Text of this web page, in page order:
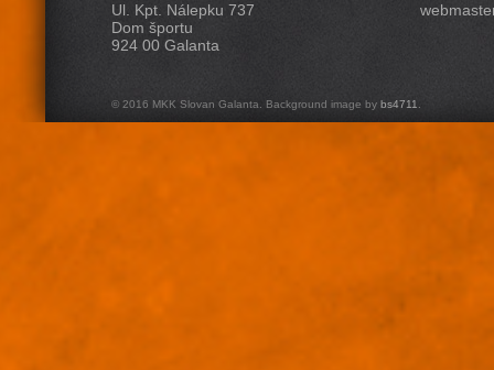
Ul. Kpt. Nálepku 737
Dom športu
924 00 Galanta
© 2016 MKK Slovan Galanta. Background image by bs4711